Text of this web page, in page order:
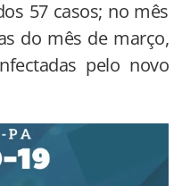
57 casos; no mês
do mês de março,
pelo novo